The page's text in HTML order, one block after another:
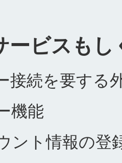
ービスも
接続を要する
機能
ント情報の登